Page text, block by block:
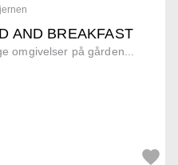
AND BREAKFAST
omgivelser på gården...